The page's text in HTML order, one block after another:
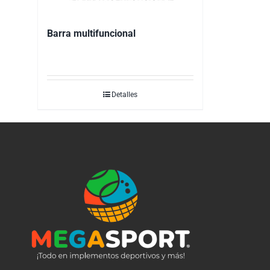
Barra multifuncional
Detalles